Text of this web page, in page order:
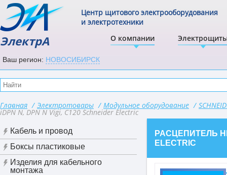
ЭлектрА О компании
Центр щитового электрооборудования
и электротехники
Ваш регион: НОВОСИБИРСК
Главная / Электротовары / Модульное оборудование /
iDPN N, DPN N Vigi, C120 Schneider Electric
Кабель и провод
Боксы пластиковые
Изделия для кабельного
монтажа
РАСЦЕПИТЕЛЬ
ELECTRIC